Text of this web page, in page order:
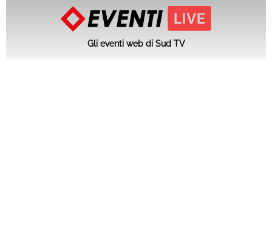
Gli eventi web di Sud TV